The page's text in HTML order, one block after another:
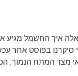
איך החשמל מגיע
בפוסט אחר עכשיו
החיבורים של חח"י בתוכה פסי צבירה המאפשרים חיבור כניסה ויציאה אל